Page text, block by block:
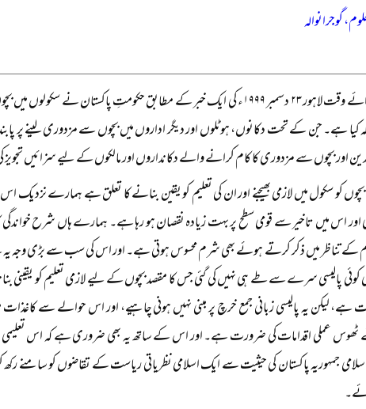
گوجرانوالہ
روزنامہ نوائے وقت لاہور ۲۳ دسمبر ۱۹۹۹ء کی ایک خبر کے مطابق حکومتِ پاکستان
کیا ہے۔ جن کے تحت دکانوں، ہوٹلوں اور دیگر اداروں میں بچوں سے مزدوری لینے پر
اور بچوں سے مزدوری کا کام کرانے والے دکانداروں اور مالکوں کے لیے سزائیں تجویز
کو سکول میں لازمی بھیجنے اور ان کی تعلیم کو یقین بنانے کا تعلق ہے ہمارے نزدیک
اور اس میں تاخیر سے قومی سطح پر بہت زیادہ نقصان ہو رہا ہے۔ ہمارے ہاں شرح
کے تناظر میں ذکر کرتے ہوئے بھی شرم محسوس ہوتی ہے۔ اور اس کی سب سے بڑی وجہ
کوئی پالیسی سرے سے طے ہی نہیں کی گئی جس کا مقصد بچوں کے لیے لازمی تعلیم کو یقینی
لیکن یہ پالیسی زبانی جمع خرچ پر مبنی نہیں ہونی چاہیے، اور اس حوالے سے کاغذات
ٹھوس عملی اقدامات کی ضرورت ہے۔ اور اس کے ساتھ یہ بھی ضروری ہے کہ اس تعلیمی
اسلامی جمہوریہ پاکستان کی حیثیت سے ایک اسلامی نظریاتی ریاست کے تقاضوں کو سامنے